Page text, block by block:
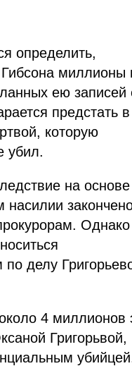
определить,
миллионы
ею записей
предстать в
которую
убил.
на основе
Однако
делу
4 миллионов